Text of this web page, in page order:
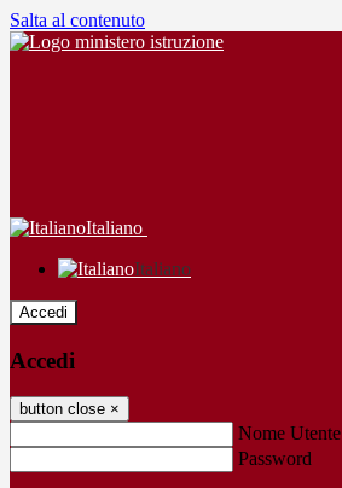
Salta al contenuto
Italiano
Italiano
Accedi
Accedi
button close ×
Nome Utente
Password